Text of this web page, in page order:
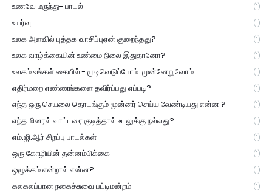
உணவே மருந்து- பாடல் (1)
உயர்வு (1)
உலக அளவில் புத்தக வாசிப்புஏன் குறைந்தது? (1)
உலக வாழ்க்கையின் உண்மை நிலை இதுதானோ? (1)
உலகம் உங்கள் கையில் - முடிவெடுப்போம்..முன்னேறுவோம். (1)
எதிர்மறை எண்ணங்களை தவிர்ப்பது எப்படி? (1)
எந்த ஒரு செயலை தொடங்கும் முன்னர் செய்ய வேண்டியது என்ன ? (1)
எந்த மினரல் வாட்டரை குடித்தால் உடலுக்கு நல்லது? (1)
எம்.ஜி.ஆர் சிறப்பு பாடல்கள் (1)
ஒரு கோழியின் தன்னம்பிக்கை (1)
ஒழுக்கம் என்றால் என்ன? (1)
கலகலப்பான நகைச்சுவை பட்டிமன்றம் (1)